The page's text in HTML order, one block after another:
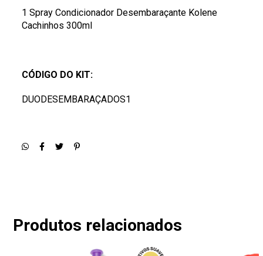
1 Spray Condicionador Desembaraçante Kolene
Cachinhos 300ml
CÓDIGO DO KIT:
DUODESEMBARAÇADOS1
Produtos relacionados